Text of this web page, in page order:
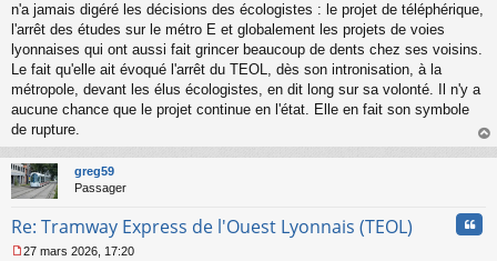
g
e
n
o
n
u
n'a jamais digéré les décisions des écologistes : le projet de téléphérique,
l'arrêt des études sur le métro E et globalement les projets de voies
lyonnaises qui ont aussi fait grincer beaucoup de dents chez ses voisins.
Le fait qu'elle ait évoqué l'arrêt du TEOL, dès son intronisation, à la
métropole, devant les élus écologistes, en dit long sur sa volonté. Il n'y a
aucune chance que le projet continue en l'état. Elle en fait son symbole
de rupture.
au
greg59
Passager
Re: Tramway Express de l'Ouest Lyonnais (TEOL)
27 mars 2026, 17:20